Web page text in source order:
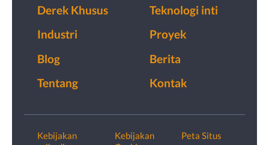
Derek Khusus
Teknologi inti
Industri
Proyek
Blog
Berita
Tentang
Kontak
Kebijakan
Kebijakan
Peta Situs